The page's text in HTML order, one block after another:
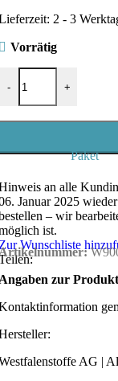
2 - 3
Vorrätig
- +
Paket
an alle
Januar 2025
– wir
ist.
Wunschliste
zur
AG |